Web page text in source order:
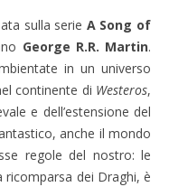
sulla serie A Song of
George R.R. Martin.
in un universo
continente di Westeros,
e dell’estensione del
anche il mondo
regole del nostro: le
ricomparsa dei Draghi, è